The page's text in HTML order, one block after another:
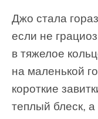
Джо стала
если не
в тяжелое
на маленькой
короткие
теплый блеск, а